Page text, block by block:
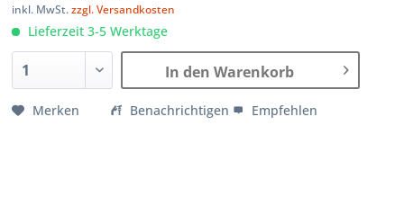
inkl. MwSt.zzgl. Versandkosten
Lieferzeit 3-5 Werktage
In den Warenkorb
Merken Benachrichtigen Empfehlen